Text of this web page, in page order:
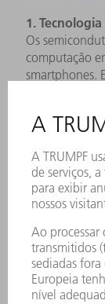
1.
Os
computação
smartphones.
Chips
quantidades
big data.
3. Indústria
Nos veículos,
sistemas de